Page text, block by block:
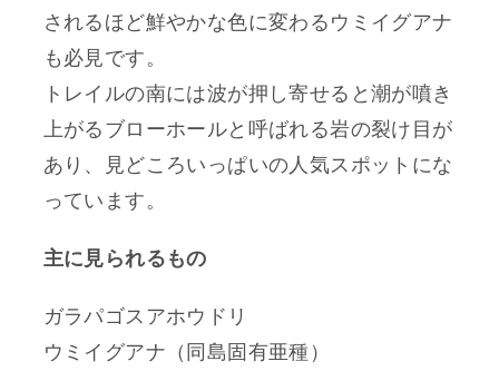
されるほど鮮やかな色に変わるウミイグアナ
も必見です。
トレイルの南には波が押し寄せると潮が噴き
上がるブローホールと呼ばれる岩の裂け目が
あり、見どころいっぱいの人気スポットにな
っています。
主に見られるもの
ガラパゴスアホウドリ
ウミイグアナ（同島固有亜種）